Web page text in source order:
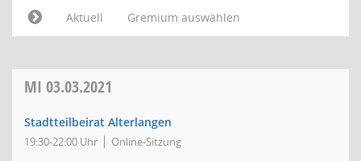
Aktuell
Gremium auswählen
MI 03.03.2021
Stadtteilbeirat Alterlangen
19:30-22:00 Uhr Online-Sitzung